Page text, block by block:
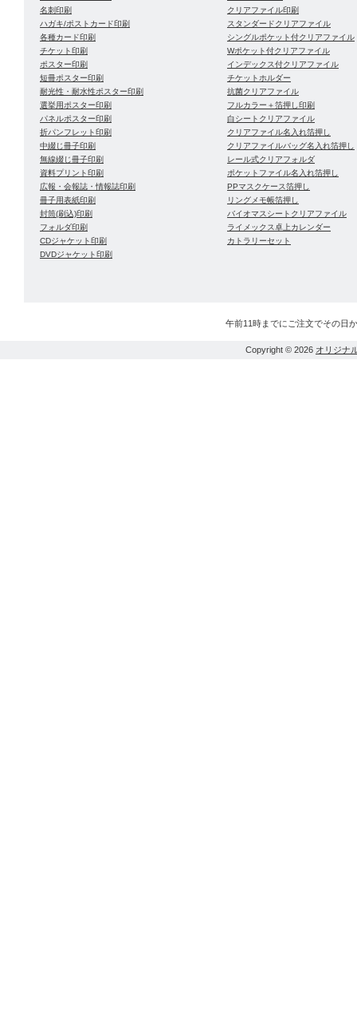
名刺印刷
ハガキ/ポストカード印刷
各種カード印刷
チケット印刷
ポスター印刷
短冊ポスター印刷
耐光性・耐水性ポスター印刷
選挙用ポスター印刷
パネルポスター印刷
折パンフレット印刷
中綴じ冊子印刷
無線綴じ冊子印刷
資料プリント印刷
広報・会報誌・情報誌印刷
冊子用表紙印刷
封筒(刷込)印刷
フォルダ印刷
CDジャケット印刷
DVDジャケット印刷
クリアファイル印刷
スタンダードクリアファイル
シングルポケット付クリアファイル
Wポケット付クリアファイル
インデックス付クリアファイル
チケットホルダー
抗菌クリアファイル
フルカラー＋箔押し印刷
白シートクリアファイル
クリアファイル名入れ箔押し
クリアファイルバッグ名入れ箔押し
レール式クリアフォルダ
ポケットファイル名入れ箔押し
PPマスクケース箔押し
リングメモ帳箔押し
バイオマスシートクリアファイル
ライメックス卓上カレンダー
カトラリーセット
午前11時までにご注文でその日
Copyright © 2026 オリジナ